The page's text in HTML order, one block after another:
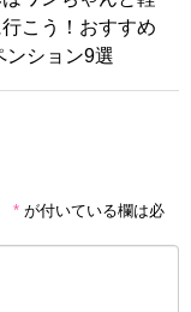
こう！おすすめ
ンション9選
* が付いている欄は必